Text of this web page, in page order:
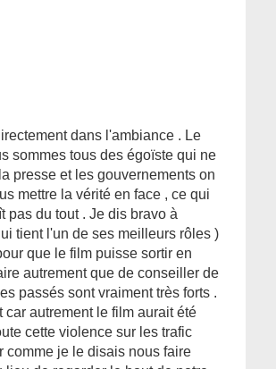
dans l'ambiance . Le
sommes tous des égoïste qui ne
presse et les gouvernements on
mettre la vérité en face , ce qui
pas du tout . Je dis bravo à
tient l'un de ses meilleurs rôles )
que le film puisse sortir en
autrement que de conseiller de
passés sont vraiment très forts .
autrement le film aurait été
cette violence sur les trafic
comme je le disais nous faire